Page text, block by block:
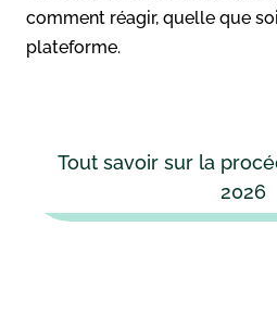
comment réagir, quelle que
plateforme.
Tout savoir sur la
2026